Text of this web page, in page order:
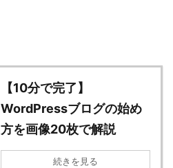
【10分で完了】
WordPressブログの始め
方を画像20枚で解説
続きを見る